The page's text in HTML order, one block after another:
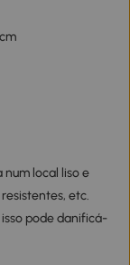
num local liso e
etc.
pode danificá-